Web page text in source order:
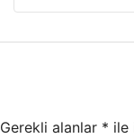
Gerekli alanlar * ile